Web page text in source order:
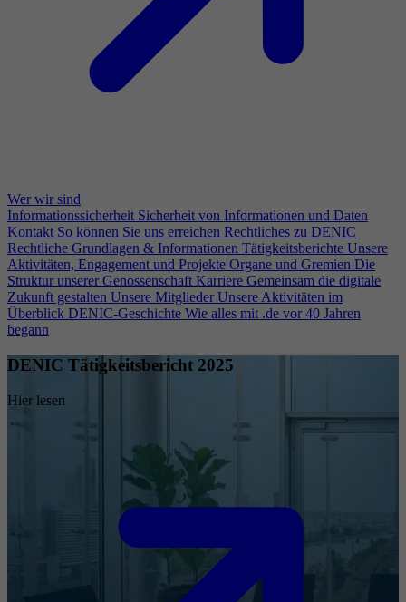
Wer wir sind
Informationssicherheit Sicherheit von Informationen und Daten
Kontakt So können Sie uns erreichen Rechtliches zu DENIC
Rechtliche Grundlagen & Informationen Tätigkeitsberichte Unsere
Aktivitäten, Engagement und Projekte Organe und Gremien Die
Struktur unserer Genossenschaft Karriere Gemeinsam die digitale
Zukunft gestalten Unsere Mitglieder Unsere Aktivitäten im
Überblick DENIC-Geschichte Wie alles mit .de vor 40 Jahren
begann
DENIC Tätigkeitsbericht 2025
Hier lesen